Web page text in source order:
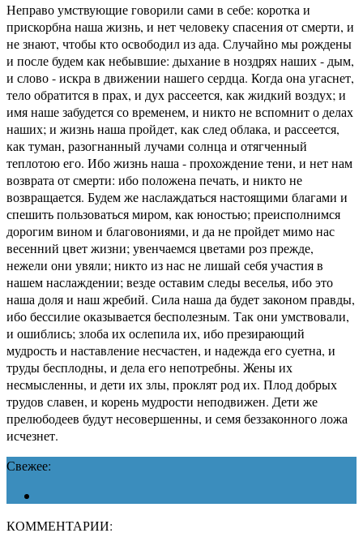
Неправо умствующие говорили сами в себе: коротка и
прискорбна наша жизнь, и нет человеку спасения от смерти, и
не знают, чтобы кто освободил из ада. Случайно мы рождены
и после будем как небывшие: дыхание в ноздрях наших - дым,
и слово - искра в движении нашего сердца. Когда она угаснет,
тело обратится в прах, и дух рассеется, как жидкий воздух; и
имя наше забудется со временем, и никто не вспомнит о делах
наших; и жизнь наша пройдет, как след облака, и рассеется,
как туман, разогнанный лучами солнца и отягченный
теплотою его. Ибо жизнь наша - прохождение тени, и нет нам
возврата от смерти: ибо положена печать, и никто не
возвращается. Будем же наслаждаться настоящими благами и
спешить пользоваться миром, как юностью; преисполнимся
дорогим вином и благовониями, и да не пройдет мимо нас
весенний цвет жизни; увенчаемся цветами роз прежде,
нежели они увяли; никто из нас не лишай себя участия в
нашем наслаждении; везде оставим следы веселья, ибо это
наша доля и наш жребий. Сила наша да будет законом правды,
ибо бессилие оказывается бесполезным. Так они умствовали,
и ошиблись; злоба их ослепила их, ибо презирающий
мудрость и наставление несчастен, и надежда его суетна, и
труды бесплодны, и дела его непотребны. Жены их
несмысленны, и дети их злы, проклят род их. Плод добрых
трудов славен, и корень мудрости неподвижен. Дети же
прелюбодеев будут несовершенны, и семя беззаконного ложа
исчезнет.
Свежее:
КОММЕНТАРИИ: